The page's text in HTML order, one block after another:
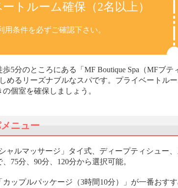
トルーム確保（2名以上）
条件を必ずご確認下さい。
5分のところにある「MF Boutique Spa（MFブ
めるリーズナブルなスパです。プライベートル
個室を確保しましょう。
ニュー
ャルマッサージ」タイ式、ディープティシュー
75分、90分、120分から選択可能。
カップルパッケージ（3時間10分）」が一番おす